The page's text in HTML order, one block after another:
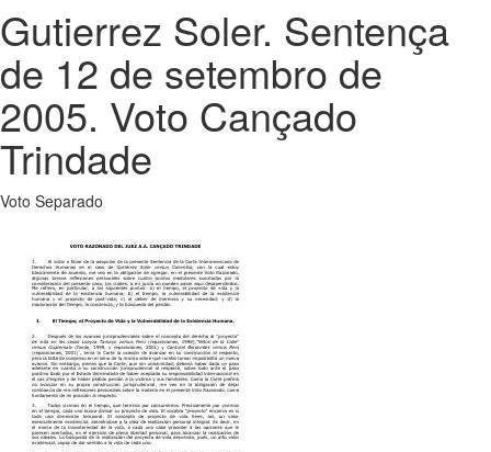
Gutierrez Soler. Sentença
de 12 de setembro de
2005. Voto Cançado
Trindade
Voto Separado